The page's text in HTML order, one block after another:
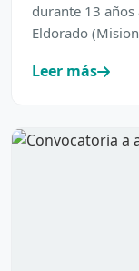
durante 13 años
Eldorado
Leer más